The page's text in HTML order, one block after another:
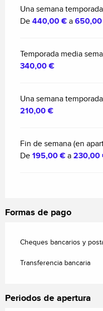
Una semana
De 440,00 € a
Temporada media
340,00 €
Una semana
210,00 €
Fin de semana (en
De 195,00 € a 230,00
Formas de pago
Cheques bancarios y
Transferencia bancaria
Periodos de apertura